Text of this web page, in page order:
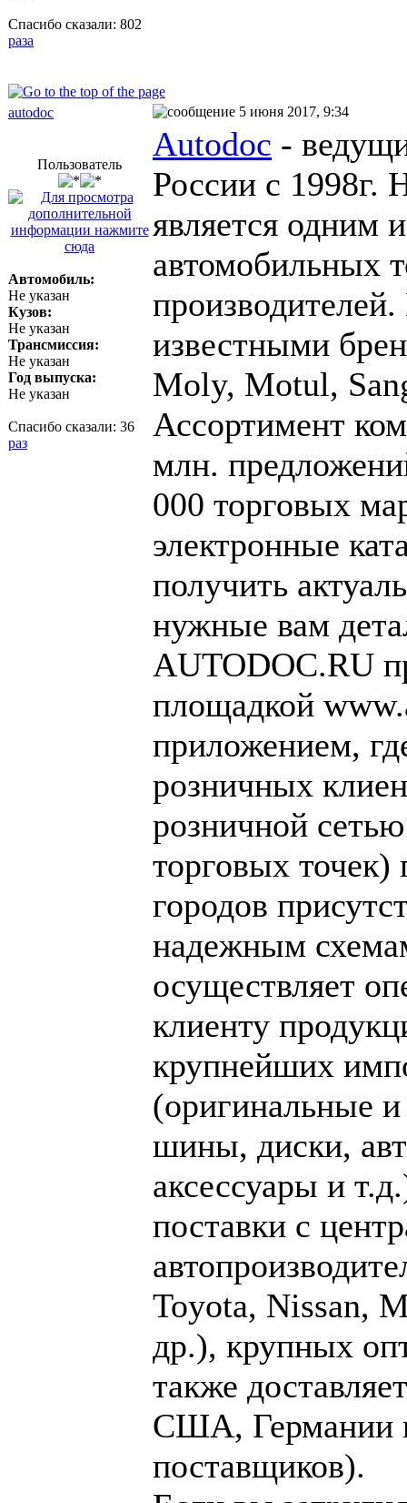
Спасибо сказали: 802
раза
autodoc 5 июня 2017, 9:34
Пользователь
Автомобиль:
Не указан
Кузов:
Не указан
Трансмиссия:
Не указан
Год выпуска:
Не указан
Спасибо сказали: 36
раз
Autodoc -
России с 1998г.
является одним
автомобильных
известными
Moly, Motul,
Ассортимент
млн.
000 торговых
электронные
получить
нужные вам
AUTODOC.RU
площадкой
приложением,
розничных
розничной
торговых точек)
городов
надежным
осуществляет
клиенту
крупнейших
(оригинальные
шины, диски,
аксессуары и
поставки с
Toyota, Nissan,
др.), крупных
также
США, Германии
поставщиков).